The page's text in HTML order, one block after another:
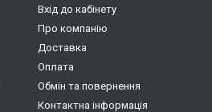
Вхід до кабінету
Про компанію
Доставка
Оплата
Обмін та повернення
Контактна інформація